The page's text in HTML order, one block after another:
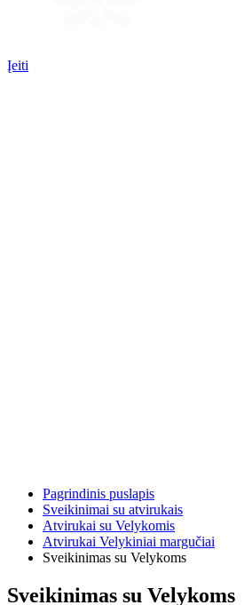
Įeiti
Pagrindinis puslapis
Sveikinimai su atvirukais
Atvirukai su Velykomis
Atvirukai Velykiniai margučiai
Sveikinimas su Velykoms
Sveikinimas su Velykoms